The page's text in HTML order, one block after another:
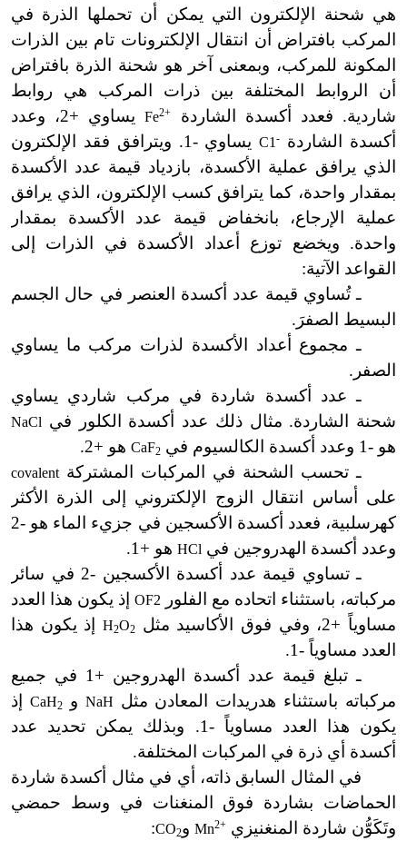
هي شحنة الإلكترون التي يمكن أن تحملها الذرة في
المركب بافتراض أن انتقال الإلكترونات تام بين الذرات
المكونة للمركب، وبمعنى آخر هو شحنة الذرة بافتراض
أن الروابط المختلفة بين ذرات المركب هي روابط
شاردية. فعدد أكسدة الشاردة
Fe2+
يساوي +2، وعدد
أكسدة الشاردة
C1-
يساوي -1. ويترافق فقد الإلكترون
الذي يرافق عملية الأكسدة، بازدياد قيمة عدد الأكسدة
بمقدار واحدة، كما يترافق كسب الإلكترون، الذي يرافق
عملية الإرجاع، بانخفاض قيمة عدد الأكسدة بمقدار
واحدة. ويخضع توزع أعداد الأكسدة في الذرات إلى
القواعد الآتية:
ـ تُساوي قيمة عدد أكسدة العنصر في حال الجسم
البسيط الصفرَ.
ـ مجموع أعداد الأكسدة لذرات مركب ما يساوي
الصفر.
ـ عدد أكسدة شاردة في مركب شاردي يساوي
شحنة الشاردة. مثال ذلك عدد أكسدة الكلور في NaCl
هو -1 وعدد أكسدة الكالسيوم في CaF2
هو +2.
ـ تحسب الشحنة في المركبات المشتركةcovalent
على أساس انتقال الزوج الإلكتروني إلى الذرة الأكثر
كهرسلبية، فعدد أكسدة الأكسجين في جزيء الماء هو -2
وعدد أكسدة الهدروجين في HCl هو +1.
ـ تساوي قيمة عدد أكسدة الأكسجين -2 في سائر
مركباته، باستثناء اتحاده مع الفلور
OF2 إذ يكون هذا العدد
مساوياً +2، وفي فوق الأكاسيد مثل
H2O2
إذ يكون هذا
العدد مساوياً -1.
ـ تبلغ قيمة عدد أكسدة الهدروجين +1 في جميع
مركباته باستثناء هدريدات المعادن مثل NaH و CaH2
إذ
يكون هذا العدد مساوياً -1. وبذلك يمكن تحديد عدد
أكسدة أي ذرة في المركبات المختلفة.
في المثال السابق ذاته، أي في مثال أكسدة شاردة
الحماضات بشاردة فوق المنغنات في وسط حمضي
وتَكَوُّن شاردة المنغنيزي
Mn2+ و CO2
: